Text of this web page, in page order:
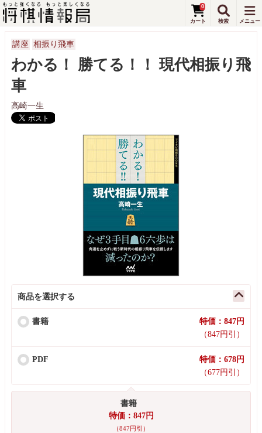
0
講座 相振り飛車
わかる！ 勝てる！！ 現代相振り飛
車
高崎一生
商品を選択する
書籍
特価：847円
（847円引）
PDF
特価：678円
（677円引）
書籍
特価：847円
（847円引）